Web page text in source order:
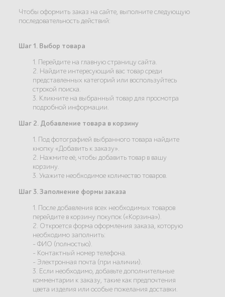
Чтобы оформить заказ на сайте, выполните следующую
последовательность действий:
Шаг 1. Выбор товара
1. Перейдите на главную страницу сайта.
2. Найдите интересующий вас товар среди
представленных категорий или воспользуйтесь
строкой поиска.
3. Кликните на выбранный товар для просмотра
подробной информации.
Шаг 2. Добавление товара в корзину
1. Под фотографией выбранного товара найдите
кнопку «Добавить к заказу».
2. Нажмите её, чтобы добавить товар в вашу
корзину.
3. Укажите необходимое количество товаров.
Шаг 3. Заполнение формы заказа
1. После добавления всех необходимых товаров
перейдите в корзину покупок («Корзина»).
2. Откроется форма оформления заказа, которую
необходимо заполнить:
- ФИО (полностью).
- Контактный номер телефона.
- Электронная почта (при наличии).
3. Если необходимо, добавьте дополнительные
комментарии к заказу, такие как предпочтения
цвета изделия или особые пожелания доставки.